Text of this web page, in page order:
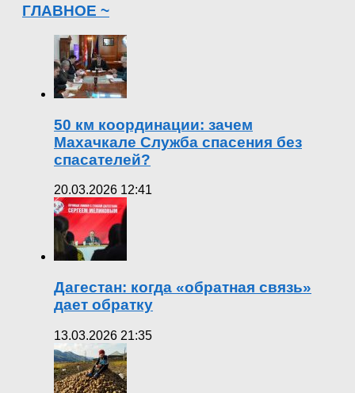
ГЛАВНОЕ ~
50 км координации: зачем
Махачкале Служба спасения без
спасателей?
20.03.2026 12:41
Дагестан: когда «обратная связь»
дает обратку
13.03.2026 21:35